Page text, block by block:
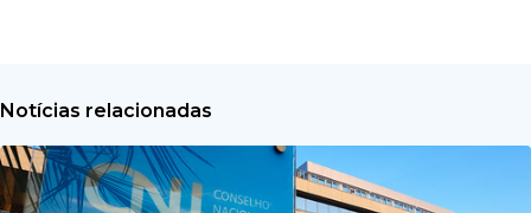
Notícias relacionadas